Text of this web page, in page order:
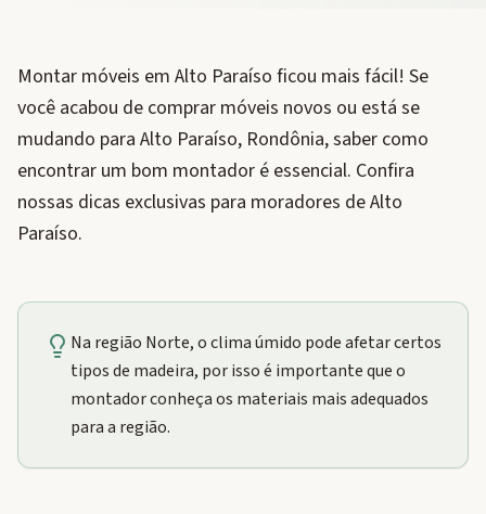
Montar móveis em Alto Paraíso ficou mais fácil! Se
você acabou de comprar móveis novos ou está se
mudando para Alto Paraíso, Rondônia, saber como
encontrar um bom montador é essencial. Confira
nossas dicas exclusivas para moradores de Alto
Paraíso.
Na região Norte, o clima úmido pode afetar certos
tipos de madeira, por isso é importante que o
montador conheça os materiais mais adequados
para a região.